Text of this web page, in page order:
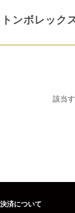
トンボレック
該当
決済について